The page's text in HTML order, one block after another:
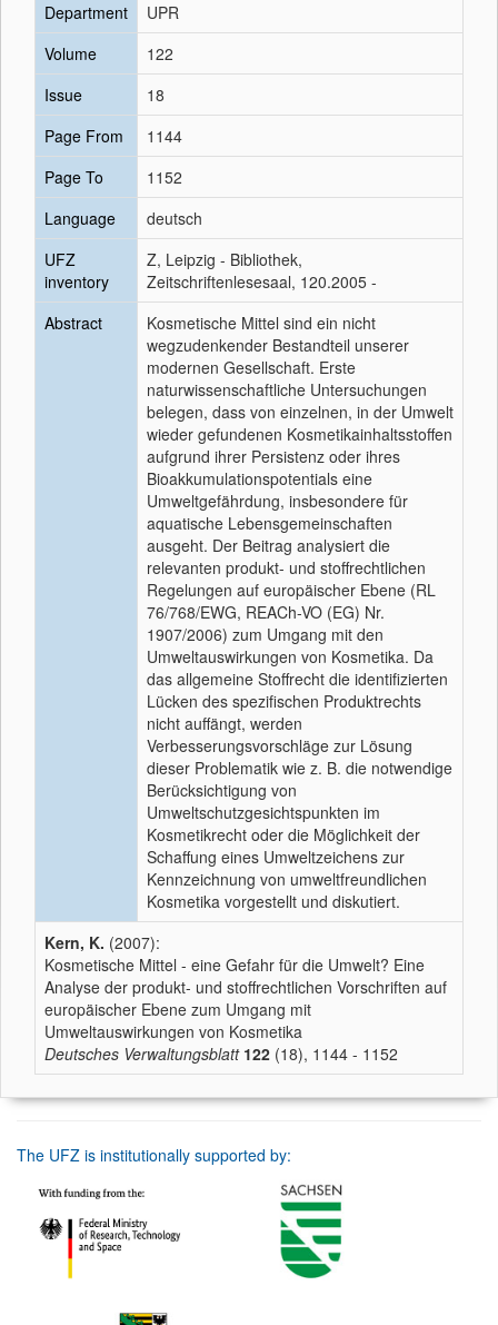
Department
UPR
Volume
122
Issue
18
Page From
1144
Page To
1152
Language
deutsch
UFZ
inventory
Z, Leipzig - Bibliothek,
Zeitschriftenlesesaal, 120.2005 -
Abstract
Kosmetische Mittel sind ein nicht
wegzudenkender Bestandteil unserer
modernen Gesellschaft. Erste
naturwissenschaftliche Untersuchungen
belegen, dass von einzelnen, in der Umwelt
wieder gefundenen Kosmetikainhaltsstoffen
aufgrund ihrer Persistenz oder ihres
Bioakkumulationspotentials eine
Umweltgefährdung, insbesondere für
aquatische Lebensgemeinschaften
ausgeht. Der Beitrag analysiert die
relevanten produkt- und stoffrechtlichen
Regelungen auf europäischer Ebene (RL
76/768/EWG, REACh-VO (EG) Nr.
1907/2006) zum Umgang mit den
Umweltauswirkungen von Kosmetika. Da
das allgemeine Stoffrecht die identifizierten
Lücken des spezifischen Produktrechts
nicht auffängt, werden
Verbesserungsvorschläge zur Lösung
dieser Problematik wie z. B. die notwendige
Berücksichtigung von
Umweltschutzgesichtspunkten im
Kosmetikrecht oder die Möglichkeit der
Schaffung eines Umweltzeichens zur
Kennzeichnung von umweltfreundlichen
Kosmetika vorgestellt und diskutiert.
Kern, K. (2007):
Kosmetische Mittel - eine Gefahr für die Umwelt? Eine
Analyse der produkt- und stoffrechtlichen Vorschriften auf
europäischer Ebene zum Umgang mit
Umweltauswirkungen von Kosmetika
Deutsches Verwaltungsblatt 122 (18), 1144 - 1152
The UFZ is institutionally supported by: